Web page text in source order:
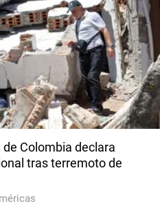
Colombia declara
tras terremoto de